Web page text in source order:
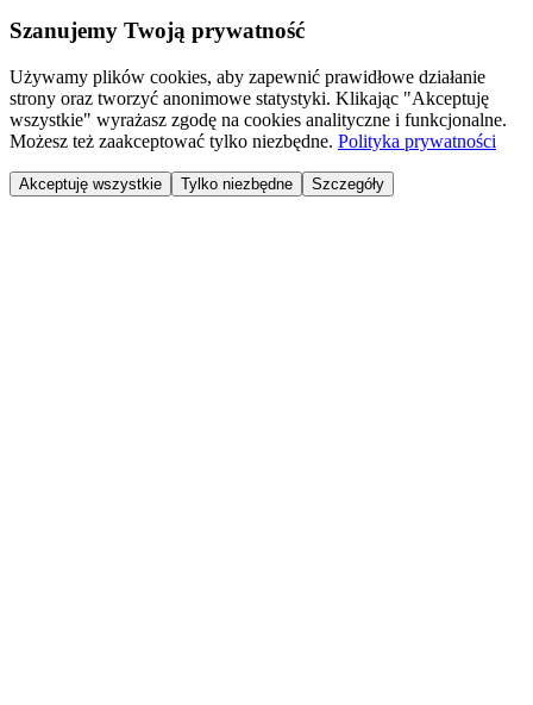
Szanujemy Twoją prywatność
Używamy plików cookies, aby zapewnić prawidłowe działanie
strony oraz tworzyć anonimowe statystyki. Klikając "Akceptuję
wszystkie" wyrażasz zgodę na cookies analityczne i funkcjonalne.
Możesz też zaakceptować tylko niezbędne. Polityka prywatności
Akceptuję wszystkie Tylko niezbędne Szczegóły